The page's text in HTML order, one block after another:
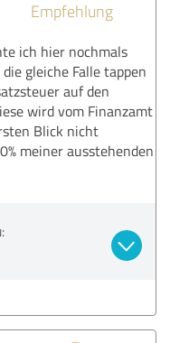
Empfehlung
ich hier nochmals
gleiche Falle tappen
auf den
wird vom Finanzamt
Blick nicht
meiner ausstehenden